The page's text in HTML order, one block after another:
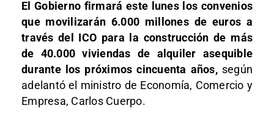
El Gobierno firmará este lunes los convenios
que movilizarán 6.000 millones de euros a
través del ICO para la construcción de más
de 40.000 viviendas de alquiler asequible
durante los próximos cincuenta años,según
adelantó el ministro de Economía, Comercio y
Empresa, Carlos Cuerpo.